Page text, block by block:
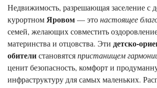
Недвижимость, разрешающая заселение с
курортномЯровом— этонастоящее
семей, желающих совместить
материнства и отцовства. Эти детско-
обителистановятсяпристанищем
ценит безопасность, комфорт и
инфраструктуру для самых маленьких.